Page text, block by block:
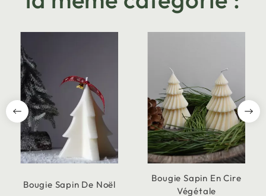
Bougie Sapin De Noël
Bougie Sapin En Cire
Végétale